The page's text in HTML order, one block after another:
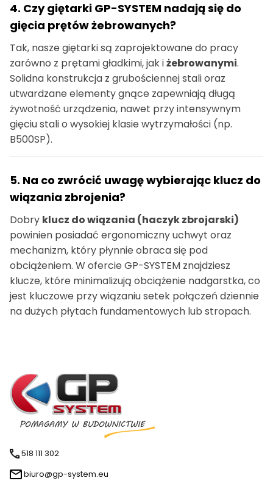
4. Czy giętarki GP-SYSTEM nadają się do
gięcia prętów żebrowanych?
Tak, nasze giętarki są zaprojektowane do pracy
zarówno z prętami gładkimi, jak iżebrowanymi.
Solidna konstrukcja z grubościennej stali oraz
utwardzane elementy gnące zapewniają długą
żywotność urządzenia, nawet przy intensywnym
gięciu stali o wysokiej klasie wytrzymałości (np.
B500SP).
5. Na co zwrócić uwagę wybierając klucz do
wiązania zbrojenia?
Dobry klucz do wiązania (haczyk zbrojarski)
powinien posiadać ergonomiczny uchwyt oraz
mechanizm, który płynnie obraca się pod
obciążeniem. W ofercie GP-SYSTEM znajdziesz
klucze, które minimalizują obciążenie nadgarstka, co
jest kluczowe przy wiązaniu setek połączeń dziennie
na dużych płytach fundamentowych lub stropach.
518 111 302
biuro@gp-system.eu